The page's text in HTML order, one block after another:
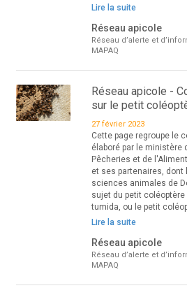
Lire la suite
Réseau apicole
Réseau d’alerte et
MAPAQ
Réseau apicole -
sur le petit
27 février 2023
Cette page regroupe le
élaboré par le ministère
Pêcheries et de
et ses partenaires, dont
sciences animales de
sujet du petit coléoptère
tumida, ou le petit
Lire la suite
Réseau apicole
Réseau d’alerte et
MAPAQ